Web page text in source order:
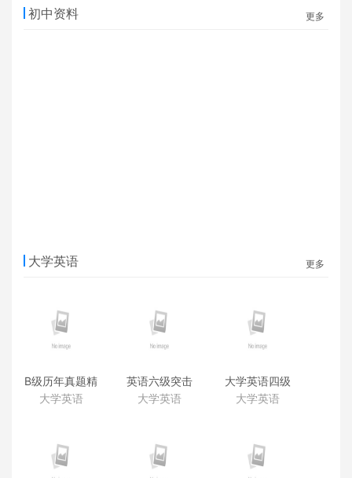
初中资料 更多
大学英语 更多
B级历年真题精
解音频（含样
大学英语
英语六级突击
训练新版音频
大学英语
大学英语四级
听力20天249
大学英语